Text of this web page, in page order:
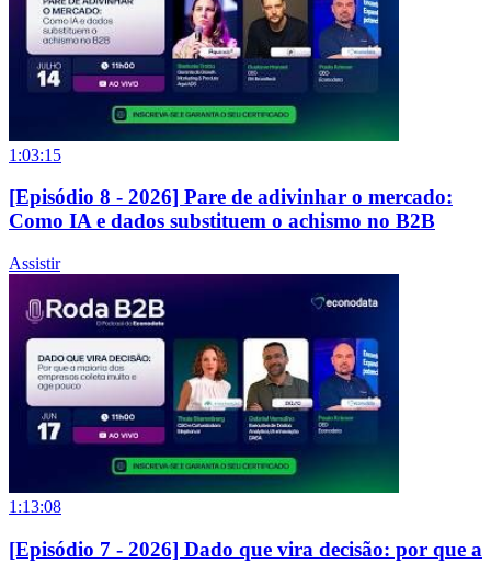
1:03:15
[Episódio 8 - 2026] Pare de adivinhar o mercado:
Como IA e dados substituem o achismo no B2B
Assistir
1:13:08
[Episódio 7 - 2026] Dado que vira decisão: por que a